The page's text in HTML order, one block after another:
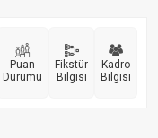
Puan
Durumu
Fikstür
Bilgisi
Kadro
Bilgisi